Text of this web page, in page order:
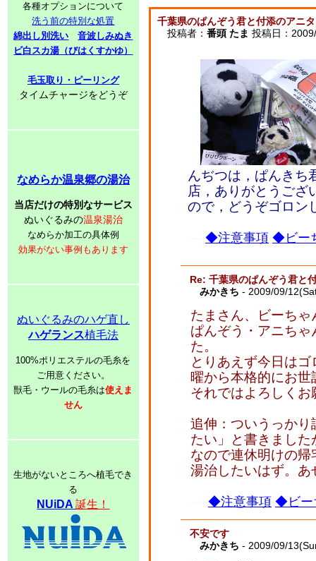
各種オプションについて
洗う前の特別な処置
綿出し別洗い
音波しみぬき
ビ白スカ湯（びはくすかゆ）
毛玉取り・ピーリング
タイムチャージをどうぞ
なめらか温泉郷の湯治
当店だけの特別なサービス
ぬいぐるみの温泉湯治
なめらか加工の具体例
効果がない事例もあります
ぬいぐるみのハゲ直し
ハゲランス植毛法
100%ポリエステルの毛糸を
ご用意ください。
獣毛・ウールの毛糸は使えま
せん
生地がないところへ植毛でき
る
NUiDA誕生！
千葉県のぱんぞう君と付添のアニ
投稿者： 番頭 たま 投稿日：
んぢつは，ぱんきち
店，ありがとうご
ので，どうぞゴロン
◆注意事項 ◆ビー
Re: 千葉県のぱんぞう君と
みかきち - 2009/09/
たまさん、ビーち
ぱんぞう・アニち
た。
とりあえず今日は
曜から本格的にお
それではよろしくお
追伸：ついうっか
たい」と書きまし
なので連休明けの
湯治したいはず。
◆注意事項 ◆ビー
不安です
みかきち - 2009/09/